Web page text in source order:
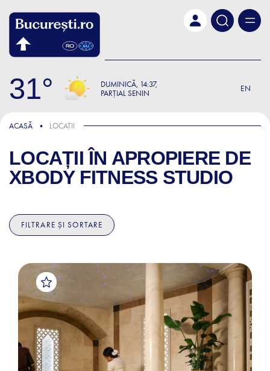
31 DUMINICĂ 14:37
PARȚIAL SENIN
EN
ACASĂ LOCAȚII
LOCAȚII ÎN APROPIERE DE
XBODY FITNESS STUDIO
FILTRARE ȘI SORTARE